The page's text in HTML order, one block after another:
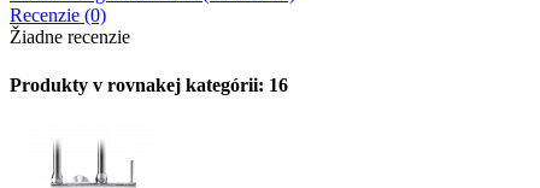
Recenzie (0)
Žiadne recenzie
Produkty v rovnakej kategórii: 16